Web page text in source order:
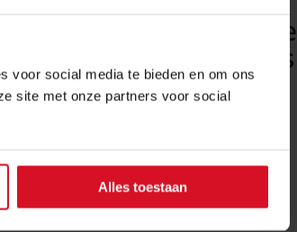
voor social media te bieden en om ons
site met onze partners voor social
Alles toestaan
1
EU
heeft deze
Recente
reacties